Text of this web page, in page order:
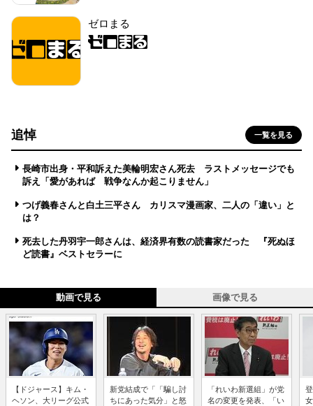
ゼロまる
追悼 一覧を見る
長崎市出身・平和訴えた美輪明宏さん死去 ラストメッセージでも
訴え「愛があれば 戦争なんか起こりません」
つげ義春さんと白土三平さん カリスマ漫画家、二人の「違い」と
は？
死去した丹羽宇一郎さんは、経済界有数の読書家だった 『死ぬほ
ど読書』ベストセラーに
動画で見る 画像で見る
【ドジャース】キム・
ヘソン、大リーグ公式
新党結成で「「騙し討
ちにあった気分」と怒
「れいわ新選組」が党
名の変更を発表、「い